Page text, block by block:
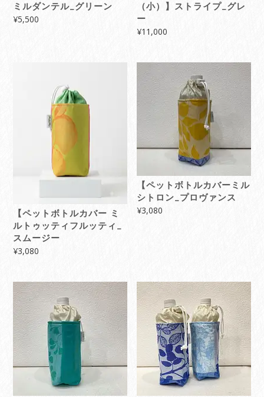
ミルダンテル_グリーン
¥5,500
（小）】ストライプ_グレ
ー
¥11,000
【ペットボトルカバー ミ
ルトゥッティフルッティ_
スムージー
¥3,080
【ペットボトルカバーミル
シトロン_プロヴァンス
¥3,080